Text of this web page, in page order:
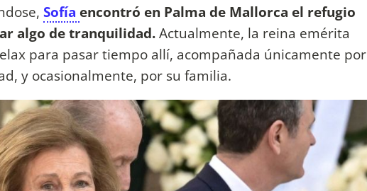
Sofía encontró en Palma de Mallorca el refugio
algo de tranquilidad.Actualmente, la reina emérita
para pasar tiempo allí, acompañada únicamente por
y ocasionalmente, por su familia.